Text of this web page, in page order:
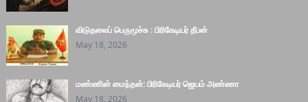
விடுதலைப் பெருமூச்சு : பிரிகேடியர் தீபன்
May 18, 2026
மண்ணின் மைந்தன்: பிரிகேடியர் ஜெயம் அண்ணா
May 18, 2026